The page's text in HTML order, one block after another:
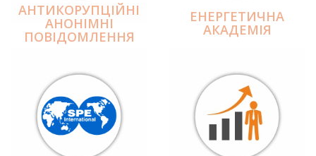
АНТИКОРУПЦІЙНІ
АНОНІМНІ
ПОВІДОМЛЕННЯ
ЕНЕРГЕТИЧНА
АКАДЕМІЯ